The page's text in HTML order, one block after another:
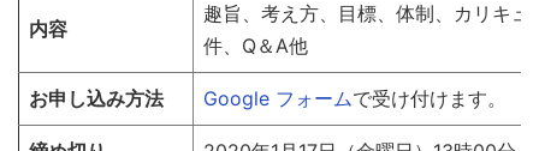
内容
趣旨、考え方、目標、体制、カリキ
件、Q＆A他
お申し込み方法 Google フォームで受け付けます。